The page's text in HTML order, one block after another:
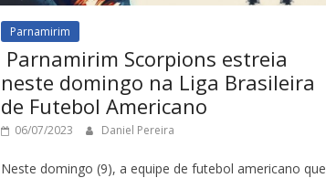
Parnamirim
Parnamirim Scorpions estreia
neste domingo na Liga Brasileira
de Futebol Americano
06/07/2023 Daniel Pereira
Neste domingo (9), a equipe de futebol americano que